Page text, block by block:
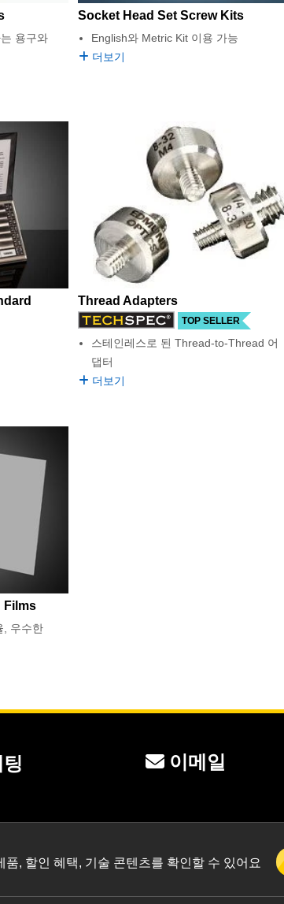
용구와
Socket Head Set Screw Kits
English와 Metric Kit 이용 가능
더보기
Thread Adapters
TOP SELLER
스테인레스로 된 Thread-to-Thread 어
댑터
더보기
Films
, 우수한
이메일
, 할인 혜택, 기술 콘텐츠를 확인할 수 있어요